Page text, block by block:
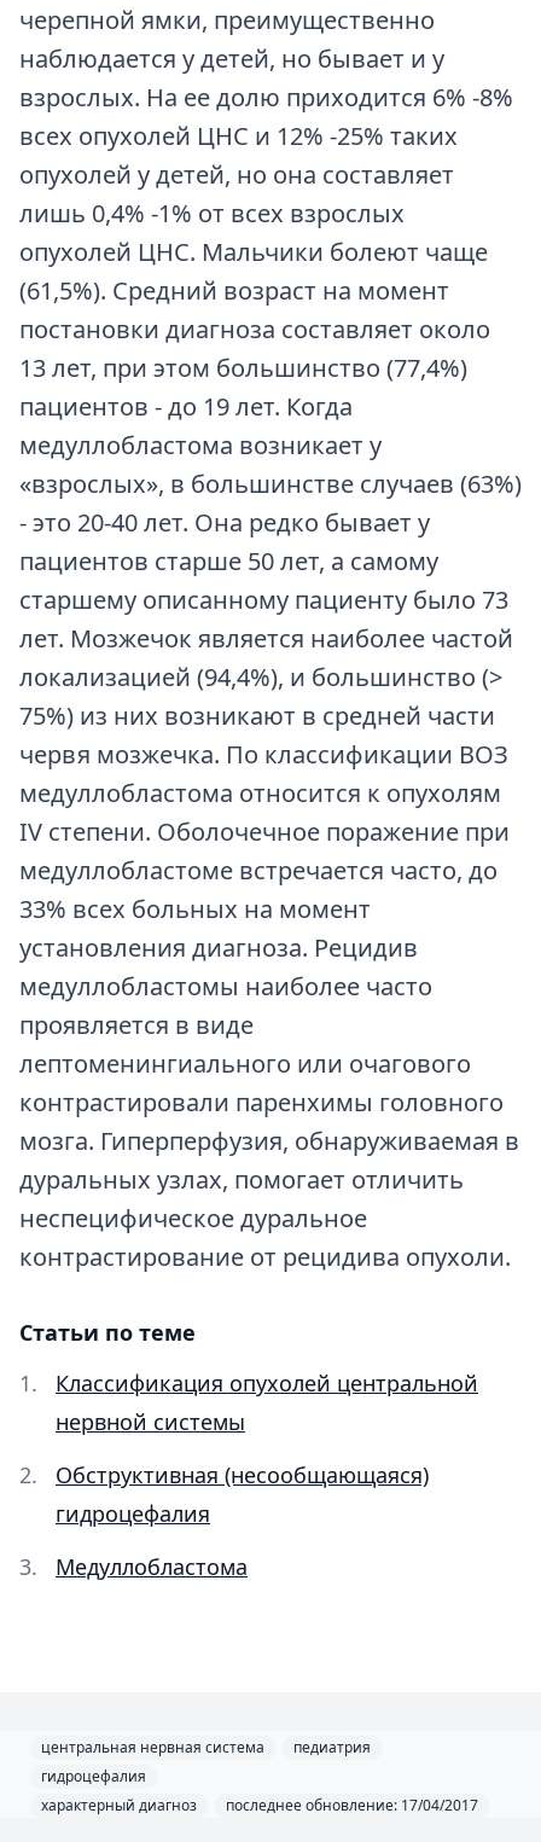
черепной ямки, преимущественно
наблюдается у детей, но бывает и у
взрослых. На ее долю приходится 6% -8%
всех опухолей ЦНС и 12% -25% таких
опухолей у детей, но она составляет
лишь 0,4% -1% от всех взрослых
опухолей ЦНС. Мальчики болеют чаще
(61,5%). Средний возраст на момент
постановки диагноза составляет около
13 лет, при этом большинство (77,4%)
пациентов - до 19 лет. Когда
медуллобластома возникает у
«взрослых», в большинстве случаев (63%)
- это 20-40 лет. Она редко бывает у
пациентов старше 50 лет, а самому
старшему описанному пациенту было 73
лет. Мозжечок является наиболее частой
локализацией (94,4%), и большинство (>
75%) из них возникают в средней части
червя мозжечка. По классификации ВОЗ
медуллобластома относится к опухолям
IV степени. Оболочечное поражение при
медуллобластоме встречается часто, до
33% всех больных на момент
установления диагноза. Рецидив
медуллобластомы наиболее часто
проявляется в виде
лептоменингиального или очагового
контрастировали паренхимы головного
мозга. Гиперперфузия, обнаруживаемая в
дуральных узлах, помогает отличить
неспецифическое дуральное
контрастирование от рецидива опухоли.
Статьи по теме
Классификация опухолей центральной
нервной системы
Обструктивная (несообщающаяся)
гидроцефалия
Медуллобластома
центральная нервная система
педиатрия
гидроцефалия
характерный диагноз
последнее обновление: 17/04/2017